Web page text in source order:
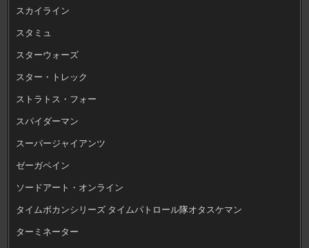
スカイライン
スタミュ
スターウォーズ
スター・トレック
ストラトス・フォー
スパイダーマン
スーパージャイアンツ
ゼーガペイン
ソードアート・オンライン
タイムボカンシリーズ タイムパトロール隊オタスケマン
ターミネーター